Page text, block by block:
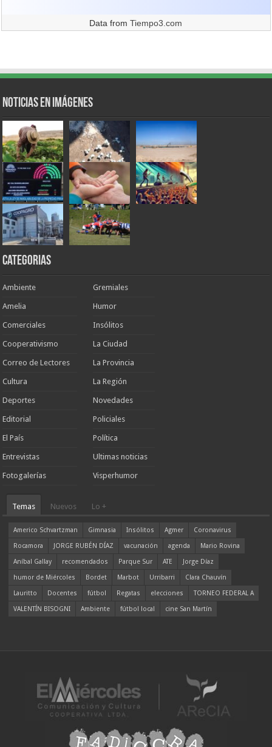
Data fromTiempo3.com
Noticias en Imágenes
Categorias
Ambiente
Amelia
Comerciales
Cooperativismo
Correo de Lectores
Cultura
Deportes
Editorial
El País
Entrevistas
Fotogalerías
Gremiales
Humor
Insólitos
La Ciudad
La Provincia
La Región
Novedades
Policiales
Política
Ultimas noticias
Visperhumor
Temas Nuevos Lo +
Americo Schvartzman Gimnasia Insólitos Agmer
Coronavirus
Rocamora
JORGE RUBÉN DÍAZ vacunación agenda
Mario Rovina
Aníbal Gallay
recomendados Parque Sur ATE
Jorge Díaz
humor de Miércoles
Bordet Marbot Urribarri
Clara Chauvín
Lauritto
Docentes fútbol Regatas elecciones
TORNEO FEDERAL A
VALENTÍN BISOGNI
Ambiente fútbol local cine San Martín